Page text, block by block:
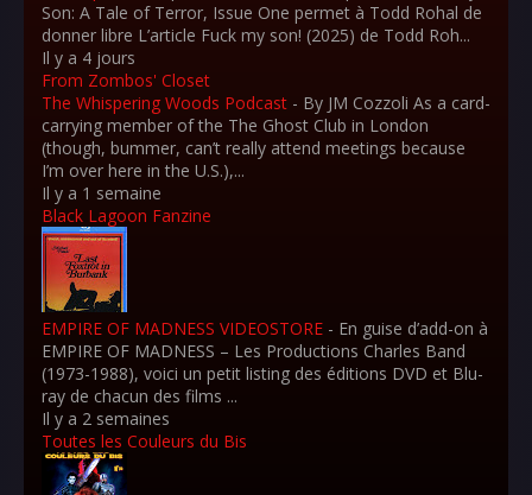
Son: A Tale of Terror, Issue One permet à Todd Rohal de
donner libre L’article Fuck my son! (2025) de Todd Roh...
Il y a 4 jours
From Zombos' Closet
The Whispering Woods Podcast - By JM Cozzoli As a card-
carrying member of the The Ghost Club in London
(though, bummer, can’t really attend meetings because
I’m over here in the U.S.),...
Il y a 1 semaine
Black Lagoon Fanzine
EMPIRE OF MADNESS VIDEOSTORE - En guise d’add-on à
EMPIRE OF MADNESS – Les Productions Charles Band
(1973-1988), voici un petit listing des éditions DVD et Blu-
ray de chacun des films ...
Il y a 2 semaines
Toutes les Couleurs du Bis